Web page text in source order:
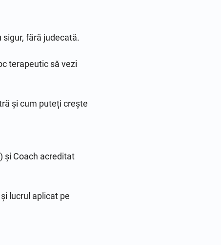
fără judecată.
terapeutic să vezi
și cum puteți crește
și Coach acreditat
lucrul aplicat pe